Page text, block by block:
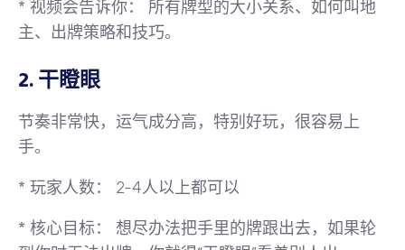
* 视频会告诉你：
所有牌型的大小关系、如何叫地
主、出牌策略和技巧。
2. 干瞪眼
节奏非常快，运气成分高，特别好玩，很容易上
手。
* 玩家人数： 2-4人以上都可以
* 核心目标：
想尽办法把手里的牌跟出去，如果轮